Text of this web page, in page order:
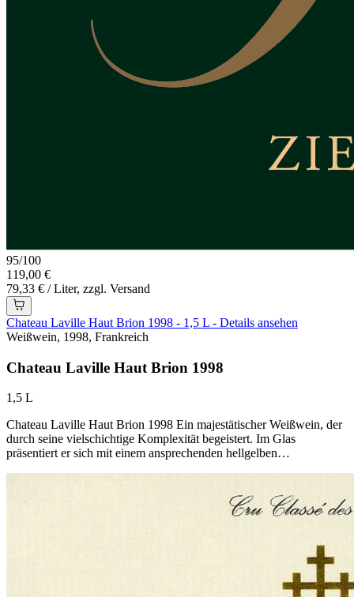
95/100
119,00 €
79,33 € / Liter, zzgl. Versand
Chateau Laville Haut Brion 1998 - 1,5 L - Details ansehen
Weißwein, 1998, Frankreich
Chateau Laville Haut Brion 1998
1,5 L
Chateau Laville Haut Brion 1998 Ein majestätischer Weißwein, der
durch seine vielschichtige Komplexität begeistert. Im Glas
präsentiert er sich mit einem ansprechenden hellgelben…